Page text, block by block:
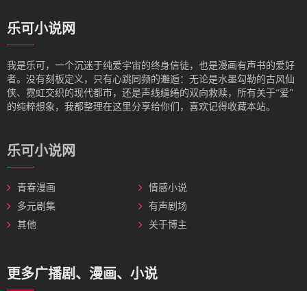
乐可小说网
我是‌乐可，一个沉迷于纯爱宇宙的终身信徒，也是漫画有声书的爱好
者。没有刻板定义，只有心跳同频的邂逅：无论是水墨勾勒的古风仙
侠、霓虹交织的现代都市，还是声线缱绻的双向救赎，所有关于“爱”
的纯粹想象，我都整理在这里分享给你们，喜欢记得收藏本站。
乐可小说网
青春漫画
情感小说
多元剧集
有声剧场
其他
关于博主
更多广播剧、漫画、小说